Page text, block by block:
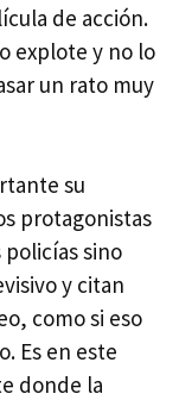
de acción.
explote y no lo
un rato muy
su
protagonistas
sino
y citan
como si eso
Es en este
donde la